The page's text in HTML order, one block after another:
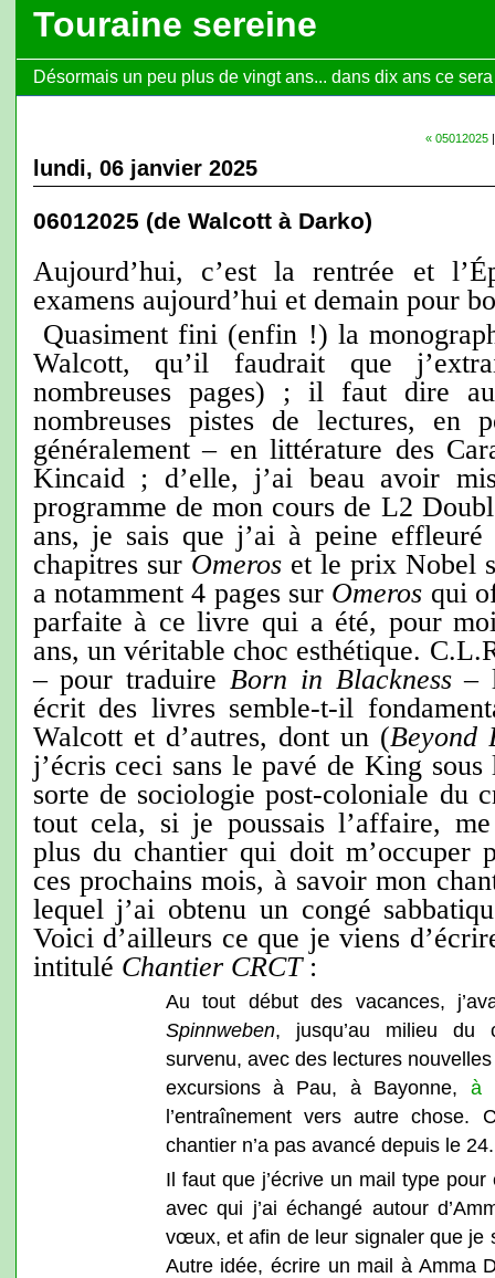
Touraine sereine
Désormais un peu plus de vingt ans... dans dix ans ce
« 05012025
lundi, 06 janvier 2025
06012025 (de Walcott à Darko)
Aujourd’hui, c’est la rentrée et
examens aujourd’hui et demain pour
Quasiment fini (enfin !) la
Walcott, qu’il faudrait que
nombreuses pages) ; il faut dire
nombreuses pistes de lectures, en
généralement – en littérature des
Kincaid ; d’elle, j’ai beau avoir
programme de mon cours de L2
ans, je sais que j’ai à peine
chapitres sur Omeroset le prix Nobel
a notamment 4 pages sur Omeros qui
parfaite à ce livre qui a été, pour
ans, un véritable choc esthétique.
– pour traduire Born in Blackness–
écrit des livres semble-t-il
Walcott et d’autres, dont un (Beyond
j’écris ceci sans le pavé de King
sorte de sociologie post-coloniale du
tout cela, si je poussais l’affaire, me
plus du chantier qui doit m’occuper
ces prochains mois, à savoir mon
lequel j’ai obtenu un congé
Voici d’ailleurs ce que je viens
intitulé Chantier CRCT :
Au tout début des vacances,
Spinnweben, jusqu’au milieu du
survenu, avec des lectures
excursions à Pau, à Bayonne, à
l’entraînement vers autre chose.
chantier n’a pas avancé depuis le 24.
Il faut que j’écrive un mail type
avec qui j’ai échangé autour
vœux, et afin de leur signaler que je
Autre idée, écrire un mail à Amma